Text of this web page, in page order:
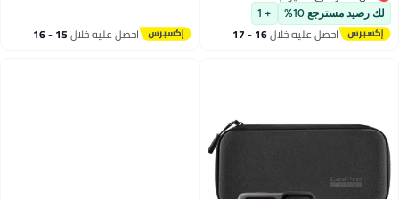
المباشر
أقل سعر في 30 يوم
لك رصيد مسترجع 10% + 1
احصل عليه خلال 16 - 17 احصل عليه خلال 15 - 16